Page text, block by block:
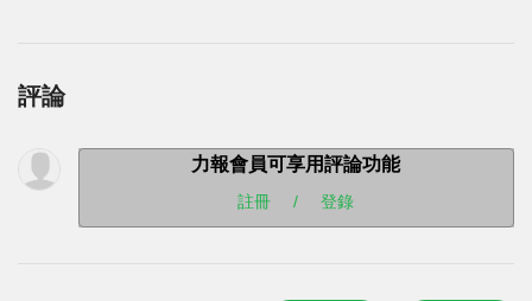
評論
力報會員可享用評論功能
註冊 / 登錄